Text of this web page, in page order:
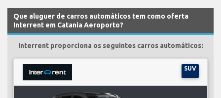
Que aluguer de carros automáticos tem como oferta
Interrent em Catania Aeroporto?
Interrent proporciona os seguintes carros automáticos:
SUV